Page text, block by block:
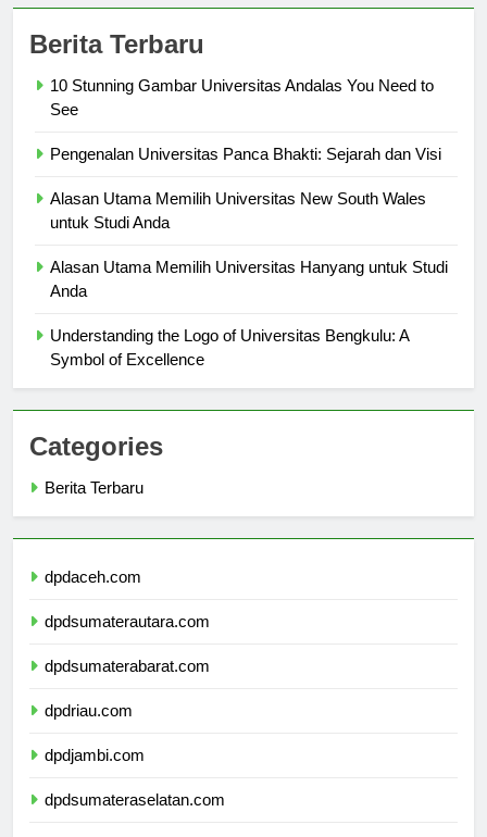
10 Stunning Gambar Universitas Andalas You Need to
Alasan Utama Memilih Universitas New South Wales
Alasan Utama Memilih Universitas Hanyang untuk Studi
Understanding the Logo of Universitas Bengkulu: A
Categories